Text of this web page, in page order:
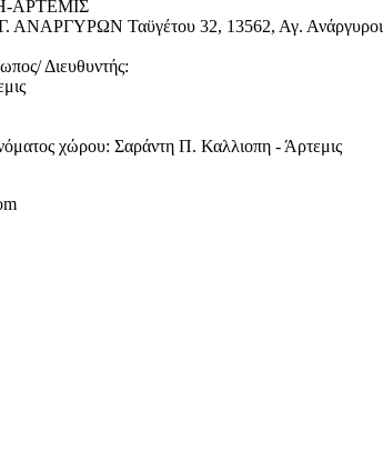
ΑΡΤΕΜΙΣ
Ταϋγέτου 32, 13562, Αγ. Ανάργυροι
Διευθυντής:
χώρου: Σαράντη Π. Καλλιοπη - Άρτεμις